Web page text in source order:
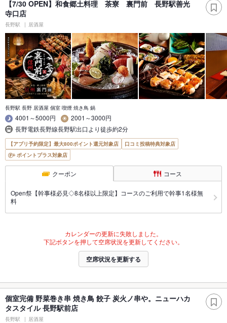
【7/30 OPEN】和食郷土料理 茶寮 裏門前 長野駅善光
寺口店
長野駅 居酒屋
長野駅 長野 居酒屋 個室 喫煙 焼き鳥 鍋
4001～5000円
2001～3000円
長野電鉄長野線長野駅出口より徒歩約2分
【アプリ予約限定】最大800ポイント還元対象店
口コミ投稿特典対象店
ポイントプラス対象店
クーポン コース
Open祭【幹事様必見◇8名様以上限定】コースのご利用で幹事1名様無
料
カレンダーの更新に失敗しました。
下記ボタンを押して空席状況を更新してください。
空席状況を更新する
個室完備 野菜巻き串 焼き鳥 餃子 炭火ノ串や。ニューハカ
タスタイル 長野駅前店
長野駅 居酒屋